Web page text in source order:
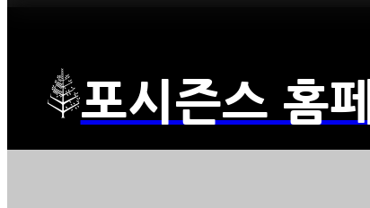
포시즌스 홈